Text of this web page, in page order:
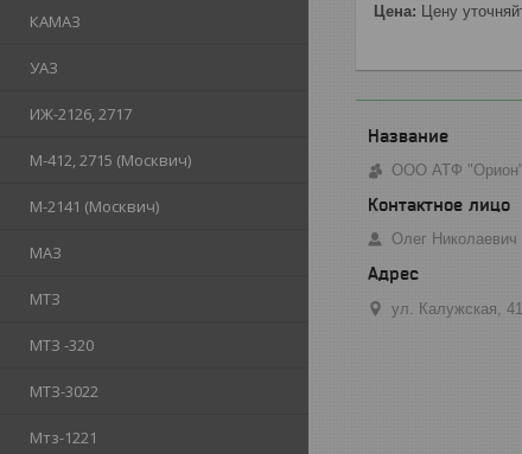
КАМАЗ
УАЗ
ИЖ-2126, 2717
М-412, 2715 (Москвич)
М-2141 (Москвич)
МАЗ
МТЗ
МТЗ -320
МТЗ-3022
Мтз-1221
Цена: Цену
ООО АТФ "Орион"
Олег
ул. Калужская,